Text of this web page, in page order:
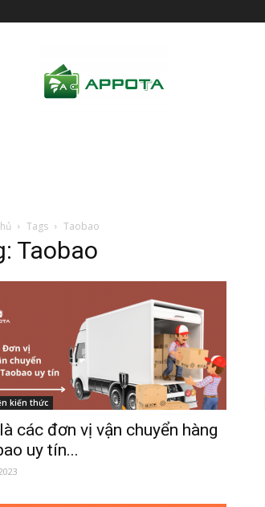
Tags Taobao
Taobao
kiến thức
các đơn vị vận chuyển hàng
uy tín...